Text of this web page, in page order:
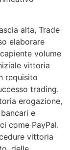
(inter
alle
le
permette
ottimali in
alta, Trade
elaborare
volume
vittoria